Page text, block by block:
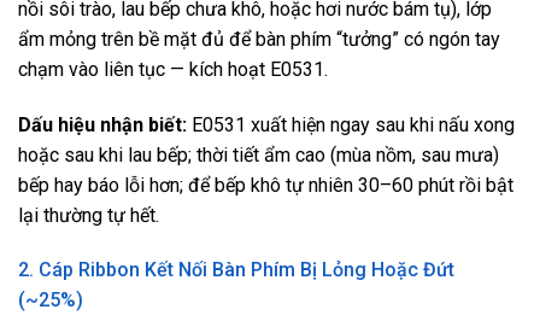
nồi sôi trào, lau bếp chưa khô, hoặc hơi nước bám tụ), lớp
ẩm mỏng trên bề mặt đủ để bàn phím “tưởng” có ngón tay
chạm vào liên tục — kích hoạt E0531.
Dấu hiệu nhận biết: E0531 xuất hiện ngay sau khi nấu xong
hoặc sau khi lau bếp; thời tiết ẩm cao (mùa nồm, sau mưa)
bếp hay báo lỗi hơn; để bếp khô tự nhiên 30–60 phút rồi bật
lại thường tự hết.
2. Cáp Ribbon Kết Nối Bàn Phím Bị Lỏng Hoặc Đứt
(~25%)